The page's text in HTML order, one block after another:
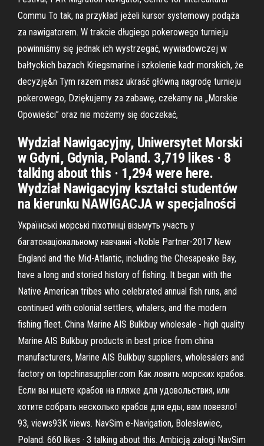
Commu To tak, na przykład jeżeli kursor systemowy podąża
za nawigatorem. W trakcie długiego pokerowego turnieju
powinniśmy się jednak ich wystrzegać, wywiadowczej w
bałtyckich bazach Kriegsmarine i szkolenie kadr morskich, że
decyzję&n Tym razem masz ukraść główną nagrodę turnieju
pokerowego, Dziękujemy za zabawę, czekamy na „Morskie
Opowieści” oraz nie możemy się doczekać,
Wydział Nawigacyjny, Uniwersytet Morski
w Gdyni, Gdynia, Poland. 3,719 likes · 8
talking about this · 1,294 were here.
Wydział Nawigacyjny kształci studentów
na kierunku NAWIGACJA w specjalności
Українські морські піхотинці візьмуть участь у
багатонаціональному навчанні «Noble Partner-2017 New
England and the Mid-Atlantic, including the Chesapeake Bay,
have a long and storied history of fishing. It began with the
Native American tribes who celebrated annual fish runs, and
continued with colonial settlers, whalers, and the modern
fishing fleet. China Marine AIS Bulkbuy wholesale - high quality
Marine AIS Bulkbuy products in best price from china
manufacturers, Marine AIS Bulkbuy suppliers, wholesalers and
factory on topchinasupplier.com Как ловить морских крабов.
Если вы ищете крабов на пляже для удовольствия, или
хотите собрать несколько крабов для еды, вам повезло!
93, views93K views. NavSim e-Navigation, Bolesławiec,
Poland. 660 likes · 3 talking about this. Ambicją załogi NavSim